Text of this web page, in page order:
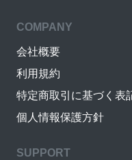
COMPANY
会社概要
利用規約
特定商取引に基づく表
個人情報保護方針
SUPPORT